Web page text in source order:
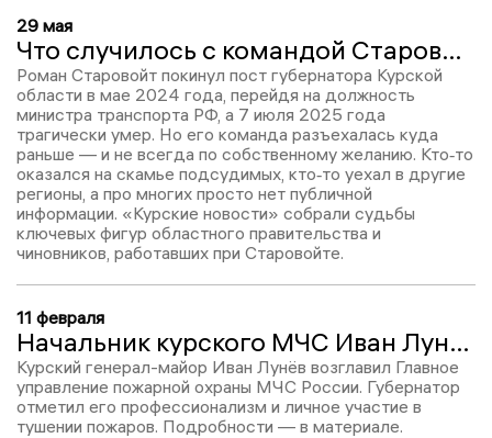
29 мая
Что случилось с командой Старовойта: суды, отставки и тишина
Роман Старовойт покинул пост губернатора Курской
области в мае 2024 года, перейдя на должность
министра транспорта РФ, а 7 июля 2025 года
трагически умер. Но его команда разъехалась куда
раньше — и не всегда по собственному желанию. Кто‑то
оказался на скамье подсудимых, кто‑то уехал в другие
регионы, а про многих просто нет публичной
информации. «Курские новости» собрали судьбы
ключевых фигур областного правительства и
чиновников, работавших при Старовойте.
11 февраля
Начальник курского МЧС Иван Лунёв возглавил Главное управление пожарной охраны МЧС России
Курский генерал-майор Иван Лунёв возглавил Главное
управление пожарной охраны МЧС России. Губернатор
отметил его профессионализм и личное участие в
тушении пожаров. Подробности — в материале.